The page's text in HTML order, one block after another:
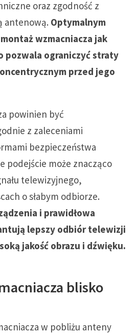
oraz zgodność z
antenową. Optymalnym
wzmacniacza jak
pozwala ograniczyć straty
przed jego
powinien być
z zaleceniami
bezpieczeństwa
podejście może znacząco
telewizyjnego,
o słabym odbiorze.
i prawidłowa
lepszy odbiór telewizji
jakość obrazu i dźwięku.
blisko
w pobliżu anteny